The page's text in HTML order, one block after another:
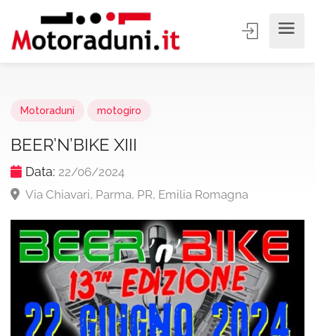
Motoraduni motogiro
BEER’N’BIKE XIII
Data: 22/06/2024
Via Chiavari, Parma, PR, Emilia Romagna